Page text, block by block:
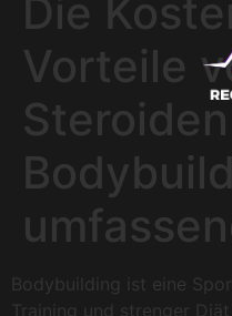
Die
Vorteile
Bodybuilding ist eine
Training und strenger